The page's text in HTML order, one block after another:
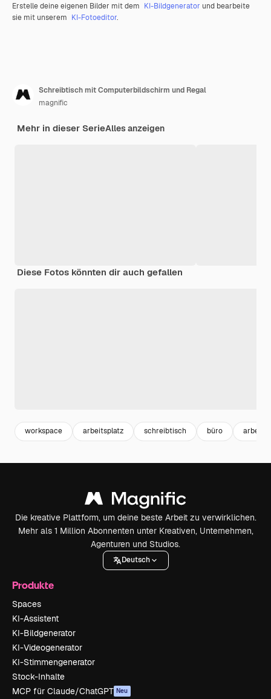
Erstelle deine eigenen Bilder mit dem KI-Bildgenerator und bearbeite
sie mit unserem KI-Fotoeditor.
Schreibtisch mit Computerbildschirm und Regal
magnific
Mehr in dieser SerieAlles anzeigen
Diese Fotos könnten dir auch gefallen
workspace arbeitsplatz schreibtisch büro arbeit
Die kreative Plattform, um deine beste Arbeit zu verwirklichen.
Mehr als 1 Million Abonnenten unter Kreativen, Unternehmen,
Agenturen und Studios.
Deutsch
Produkte
Spaces
KI-Assistent
KI-Bildgenerator
KI-Videogenerator
KI-Stimmengenerator
Stock-Inhalte
MCP für Claude/ChatGPT Neu